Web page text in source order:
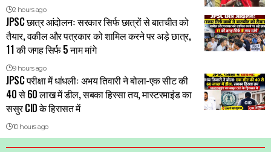
2 hours ago
JPSC छात्र आंदोलनः सरकार सिर्फ छात्रों से बातचीत को
तैयार, वकील और पत्रकार को शामिल करने पर अड़े छात्र,
11 की जगह सिर्फ 5 नाम मांगे
9 hours ago
JPSC परीक्षा में धांधलीः अभय तिवारी ने बोला-एक सीट की
40 से 60 लाख में डील, सबका हिस्सा तय, मास्टरमाइंड का
ससुर CID के हिरासत में
10 hours ago